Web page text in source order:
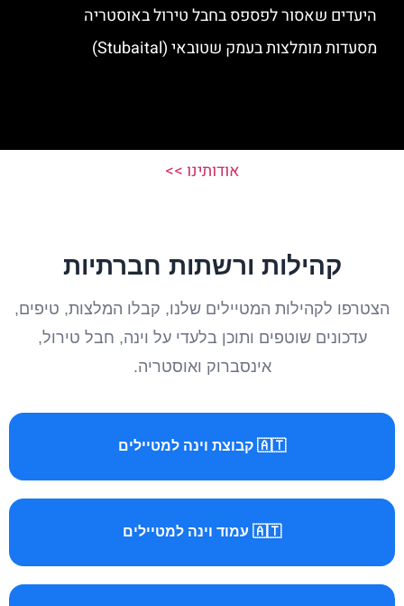
היעדים שאסור לפספס בחבל טירול באוסטריה
מסעדות מומלצות בעמק שטובאי (Stubaital)
אודותינו >>
קהילות ורשתות חברתיות
הצטרפו לקהילות המטיילים שלנו, קבלו המלצות, טיפים,
עדכונים שוטפים ותוכן בלעדי על וינה, חבל טירול,
אינסברוק ואוסטריה.
🇦🇹 קבוצת וינה למטיילים
🇦🇹 עמוד וינה למטיילים